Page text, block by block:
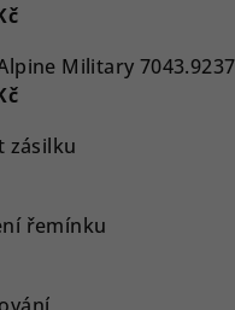
zásilku
řemínku